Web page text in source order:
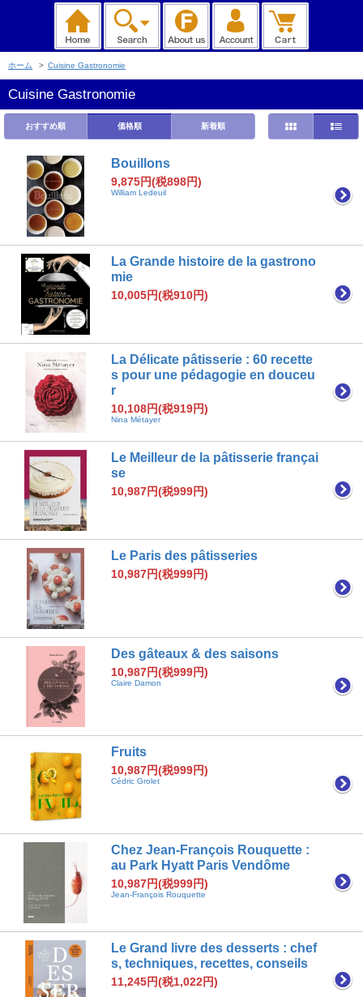
ホーム > Cuisine Gastronomie
Cuisine Gastronomie
おすすめ順 価格順 新着順
Bouillons
9,875円(税898円)
William Ledeuil
La Grande histoire de la gastrono
mie
10,005円(税910円)
La Délicate pâtisserie : 60 recette
s pour une pédagogie en douceu
r
10,108円(税919円)
Nina Métayer
Le Meilleur de la pâtisserie françai
se
10,987円(税999円)
Le Paris des pâtisseries
10,987円(税999円)
Des gâteaux & des saisons
10,987円(税999円)
Claire Damon
Fruits
10,987円(税999円)
Cédric Grolet
Chez Jean-François Rouquette :
au Park Hyatt Paris Vendôme
10,987円(税999円)
Jean-François Rouquette
Le Grand livre des desserts : chef
s, techniques, recettes, conseils
11,245円(税1,022円)